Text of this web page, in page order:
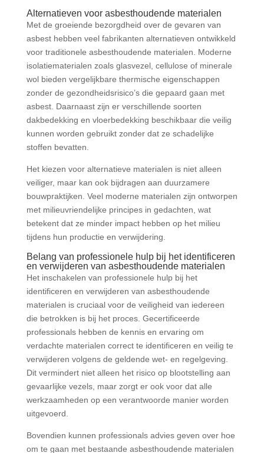
Alternatieven voor asbesthoudende materialen
Met de groeiende bezorgdheid over de gevaren van
asbest hebben veel fabrikanten alternatieven ontwikkeld
voor traditionele asbesthoudende materialen. Moderne
isolatiematerialen zoals glasvezel, cellulose of minerale
wol bieden vergelijkbare thermische eigenschappen
zonder de gezondheidsrisico’s die gepaard gaan met
asbest. Daarnaast zijn er verschillende soorten
dakbedekking en vloerbedekking beschikbaar die veilig
kunnen worden gebruikt zonder dat ze schadelijke
stoffen bevatten.
Het kiezen voor alternatieve materialen is niet alleen
veiliger, maar kan ook bijdragen aan duurzamere
bouwpraktijken. Veel moderne materialen zijn ontworpen
met milieuvriendelijke principes in gedachten, wat
betekent dat ze minder impact hebben op het milieu
tijdens hun productie en verwijdering.
Belang van professionele hulp bij het identificeren
en verwijderen van asbesthoudende materialen
Het inschakelen van professionele hulp bij het
identificeren en verwijderen van asbesthoudende
materialen is cruciaal voor de veiligheid van iedereen
die betrokken is bij het proces. Gecertificeerde
professionals hebben de kennis en ervaring om
verdachte materialen correct te identificeren en veilig te
verwijderen volgens de geldende wet- en regelgeving.
Dit vermindert niet alleen het risico op blootstelling aan
gevaarlijke vezels, maar zorgt er ook voor dat alle
werkzaamheden op een verantwoorde manier worden
uitgevoerd.
Bovendien kunnen professionals advies geven over hoe
om te gaan met bestaande asbesthoudende materialen